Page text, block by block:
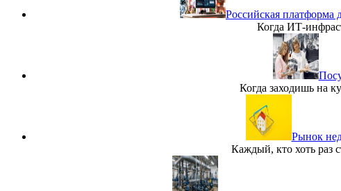
Российская платформа
Когда ИТ-
Когда заходишь на
Рынок
Каждый, кто хоть раз